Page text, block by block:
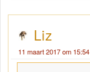
Liz
11 maart 2017 om 15:54